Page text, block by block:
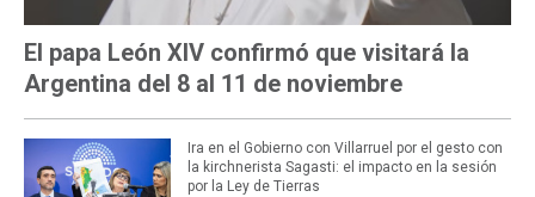
El papa León XIV confirmó que visitará la
Argentina del 8 al 11 de noviembre
Ira en el Gobierno con Villarruel por el gesto con
la kirchnerista Sagasti: el impacto en la sesión
por la Ley de Tierras